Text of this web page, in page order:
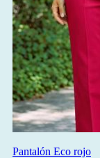
Pantalón Eco rojo